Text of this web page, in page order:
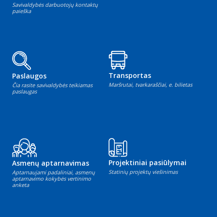
Savivaldybės darbuotojų kontaktų
paieška
Paslaugos
Čia rasite savivaldybės teikiamas
paslaugas
Transportas
Maršrutai, tvarkaraščiai, e. bilietas
Asmenų aptarnavimas
Aptarnaujami padaliniai, asmenų
aptarnavimo kokybės vertinimo
anketa
Projektiniai pasiūlymai
Statinių projektų viešinimas